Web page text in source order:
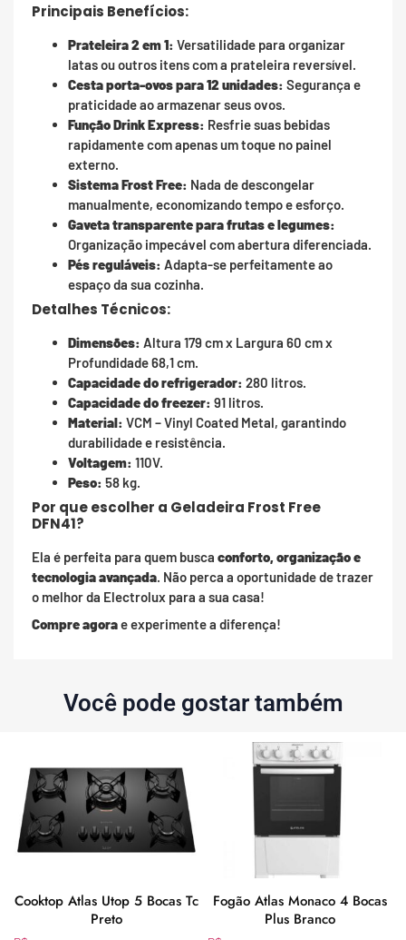
Principais Benefícios:
Prateleira 2 em 1: Versatilidade para organizar
latas ou outros itens com a prateleira reversível.
Cesta porta-ovos para 12 unidades: Segurança e
praticidade ao armazenar seus ovos.
Função Drink Express: Resfrie suas bebidas
rapidamente com apenas um toque no painel
externo.
Sistema Frost Free: Nada de descongelar
manualmente, economizando tempo e esforço.
Gaveta transparente para frutas e legumes:
Organização impecável com abertura diferenciada.
Pés reguláveis: Adapta-se perfeitamente ao
espaço da sua cozinha.
Detalhes Técnicos:
Dimensões: Altura 179 cm x Largura 60 cm x
Profundidade 68,1 cm.
Capacidade do refrigerador: 280 litros.
Capacidade do freezer: 91 litros.
Material: VCM – Vinyl Coated Metal, garantindo
durabilidade e resistência.
Voltagem: 110V.
Peso: 58 kg.
Por que escolher a Geladeira Frost Free
DFN41?
Ela é perfeita para quem busca conforto, organização e
tecnologia avançada. Não perca a oportunidade de trazer
o melhor da Electrolux para a sua casa!
Compre agorae experimente a diferença!
Você pode gostar também
Cooktop Atlas Utop 5 Bocas Tc
Preto
Fogão Atlas Monaco 4 Bocas
Plus Branco